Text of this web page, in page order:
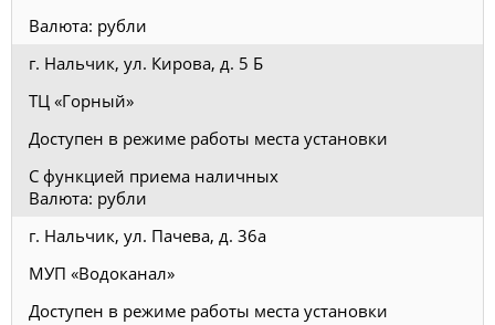
Валюта: рубли
г. Нальчик, ул. Кирова, д. 5 Б
ТЦ «Горный»
Доступен в режиме работы места установки
С функцией приема наличных
Валюта: рубли
г. Нальчик, ул. Пачева, д. 36а
МУП «Водоканал»
Доступен в режиме работы места установки